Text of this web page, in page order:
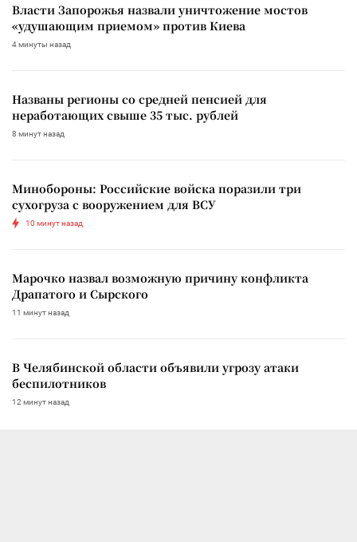
Власти Запорожья назвали уничтожение мостов
«удушающим приемом» против Киева
4 минуты назад
Названы регионы со средней пенсией для
неработающих свыше 35 тыс. рублей
8 минут назад
Минобороны: Российские войска поразили три
сухогруза с вооружением для ВСУ
10 минут назад
Марочко назвал возможную причину конфликта
Драпатого и Сырского
11 минут назад
В Челябинской области объявили угрозу атаки
беспилотников
12 минут назад